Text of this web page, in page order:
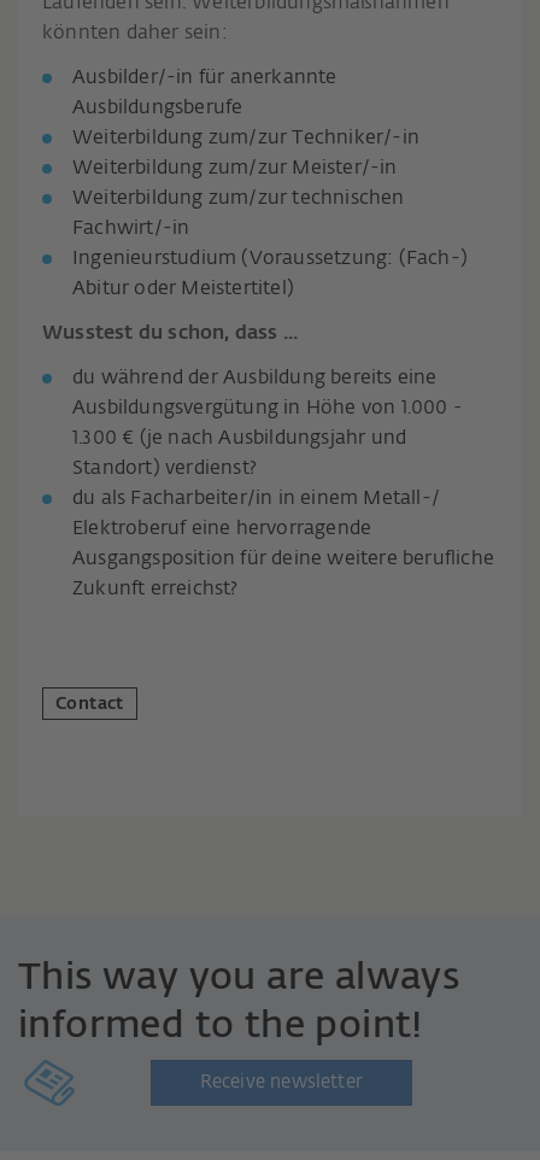
könnten daher sein:
Ausbilder/-in für anerkannte
Ausbildungsberufe
Weiterbildung zum/zur Techniker/-in
Weiterbildung zum/zur Meister/-in
Weiterbildung zum/zur technischen
Fachwirt/-in
Ingenieurstudium (Voraussetzung: (Fach-)
Abitur oder Meistertitel)
Wusstest du schon, dass ...
du während der Ausbildung bereits eine
Ausbildungsvergütung in Höhe von 1.000 -
1.300 € (je nach Ausbildungsjahr und
Standort) verdienst?
du als Facharbeiter/in in einem Metall-/
Elektroberuf eine hervorragende
Ausgangsposition für deine weitere berufliche
Zukunft erreichst?
Contact
This way you are always
informed to the point!
Receive newsletter